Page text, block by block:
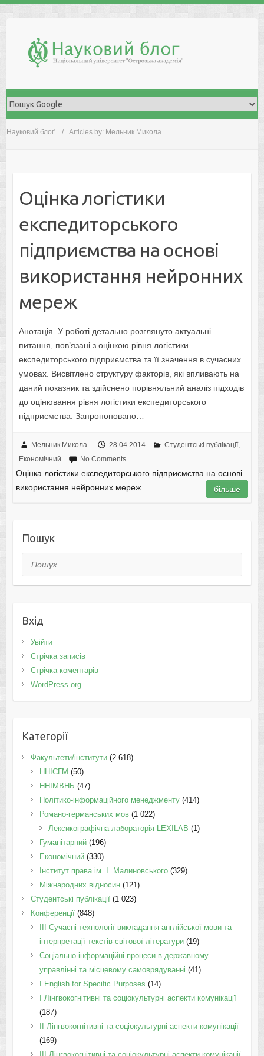
Науковий блоґ Articles by: Мельник Микола
Оцінка логістики
експедиторського
підприємства на основі
використання нейронних
мереж
Анотація. У роботі детально розглянуто актуальні
питання, пов’язані з оцінкою рівня логістики
експедиторського підприємства та її значення в сучасних
умовах. Висвітлено структуру факторів, які впливають на
даний показник та здійснено порівняльний аналіз підходів
до оцінювання рівня логістики експедиторського
підприємства. Запропоновано…
Мельник Микола 28.04.2014 Студентські публікації,
Економічний
No Comments
Оцінка логістики експедиторського підприємства на основі
використання нейронних мереж
більше
Пошук
Пошук
Вхід
Увійти
Стрічка записів
Стрічка коментарів
WordPress.org
Категорії
Факультети/інститути(2 618)
ННІСГМ (50)
ННІМВНБ (47)
Політико-інформаційного менеджменту(414)
Романо-германських мов(1 022)
Лексикографічна лабораторія LEXILAB (1)
Гуманітарний(196)
Економічний(330)
Інститут права ім. І. Малиновського(329)
Міжнародних відносин(121)
Студентські публікації(1 023)
Конференції(848)
III Сучасні технології викладання англійської мови та
інтерпретації текстів світової літератури(19)
Соціально-інформаційні процеси в державному
управлінні та місцевому самоврядуванні (41)
І English for Specific Purposes (14)
I Лінгвокогнітивні та соціокультурні аспекти комунікації
(187)
IІ Лінгвокогнітивні та соціокультурні аспекти комунікації
(169)